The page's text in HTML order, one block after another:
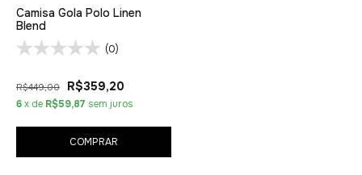
Camisa Gola Polo Linen
Blend
(0)
R$449,00 R$359,20
6x de R$59,87 sem juros
COMPRAR